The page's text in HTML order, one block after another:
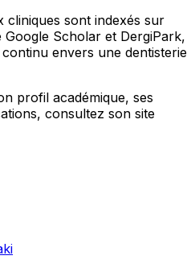
cliniques sont indexés sur
Scholar et DergiPark,
envers une dentisterie
profil académique, ses
consultez son site